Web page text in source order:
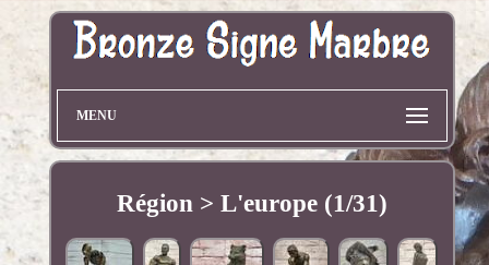
MENU
Région > L'europe (1/31)